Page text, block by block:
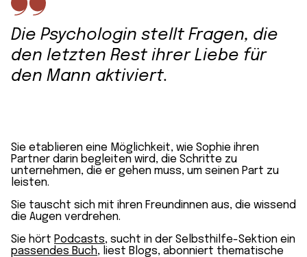
Die Psychologin stellt Fragen, die
den letzten Rest ihrer Liebe für
den Mann aktiviert.
Sie etablieren eine Möglichkeit, wie Sophie ihren
Partner darin begleiten wird, die Schritte zu
unternehmen, die er gehen muss, um seinen Part zu
leisten.
Sie tauscht sich mit ihren Freundinnen aus, die wissend
die Augen verdrehen.
Sie hört Podcasts, sucht in der Selbsthilfe-Sektion ein
passendes Buch, liest Blogs, abonniert thematische